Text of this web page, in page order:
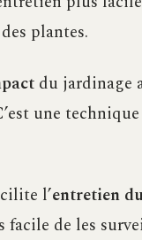
plantes.
du jardinage
une
l’entretien
de les